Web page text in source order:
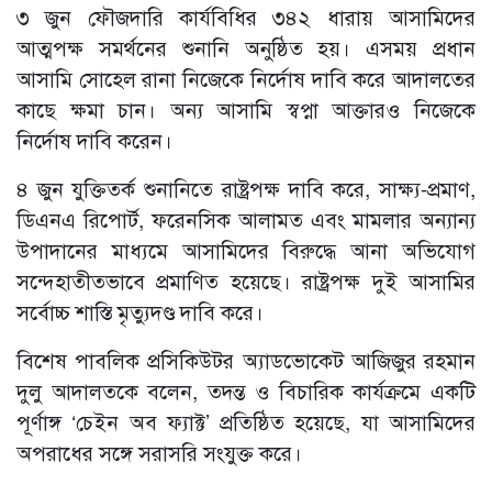
৩ জুন ফৌজদারি কার্যবিধির ৩৪২ ধারায় আসামিদের
আত্মপক্ষ সমর্থনের শুনানি অনুষ্ঠিত হয়। এসময় প্রধান
আসামি সোহেল রানা নিজেকে নির্দোষ দাবি করে আদালতের
কাছে ক্ষমা চান। অন্য আসামি স্বপ্না আক্তারও নিজেকে
নির্দোষ দাবি করেন।
৪ জুন যুক্তিতর্ক শুনানিতে রাষ্ট্রপক্ষ দাবি করে, সাক্ষ্য-প্রমাণ,
ডিএনএ রিপোর্ট, ফরেনসিক আলামত এবং মামলার অন্যান্য
উপাদানের মাধ্যমে আসামিদের বিরুদ্ধে আনা অভিযোগ
সন্দেহাতীতভাবে প্রমাণিত হয়েছে। রাষ্ট্রপক্ষ দুই আসামির
সর্বোচ্চ শাস্তি মৃত্যুদণ্ড দাবি করে।
বিশেষ পাবলিক প্রসিকিউটর অ্যাডভোকেট আজিজুর রহমান
দুলু আদালতকে বলেন, তদন্ত ও বিচারিক কার্যক্রমে একটি
পূর্ণাঙ্গ ‘চেইন অব ফ্যাক্ট’ প্রতিষ্ঠিত হয়েছে, যা আসামিদের
অপরাধের সঙ্গে সরাসরি সংযুক্ত করে।